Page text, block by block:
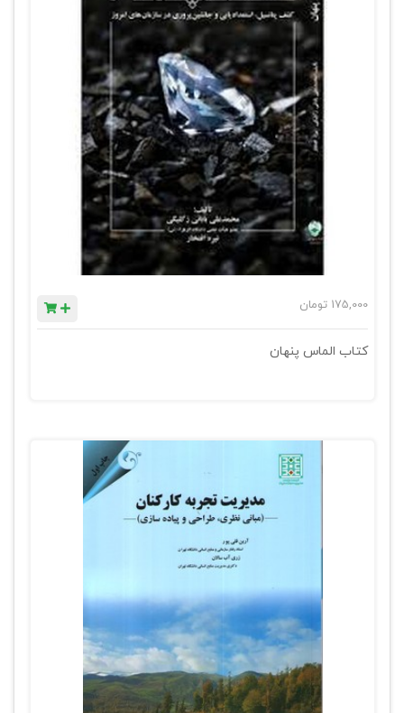
175,000 تومان
کتاب الماس پنهان